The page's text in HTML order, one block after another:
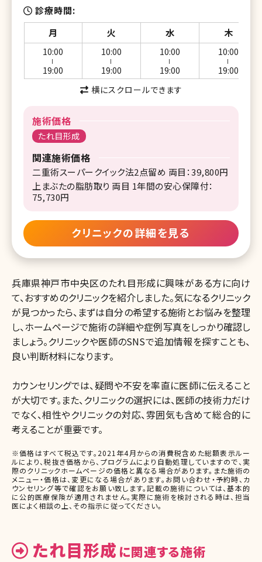
診療時間
月
火 水 木
10:00
19:00
10:00
19:00
10:00
19:00
10:00
19:00
横にスクロールできます
施術価格
たれ目形成
関連施術価格
二重術スーパークイック法2点留め 両目：39,800円
上まぶたの脂肪取り 両目 1年間の安心保障付：
75,730円
クリニックの詳細を見る
兵庫県神戸市中央区のたれ目形成に興味がある方に向け
て、おすすめのクリニックを紹介しました。気になるクリニック
が見つかったら、まずは自分の希望する施術とお悩みを整理
し、ホームページで施術の詳細や症例写真をしっかり確認し
ましょう。クリニックや医師のSNSで追加情報を探すことも、
良い判断材料になります。
カウンセリングでは、疑問や不安を率直に医師に伝えること
が大切です。また、クリニックの選択には、医師の技術力だけ
でなく、相性やクリニックの対応、雰囲気も含めて総合的に
考えることが重要です。
※価格はすべて税込です。2021年4月からの消費税含めた総額表示ルー
ルにより、税抜き価格から、プログラムにより自動処理していますので、実
際のクリニックホームページの価格と異なる場合があります。また施術の
メニュー・価格は、変更になる場合があります。お問い合わせ・予約時、カ
ウンセリング等で確認をお願い致します。記載の施術については、基本的
に公的医療保険が適用されません。実際に施術を検討される時は、担当
医によく相談の上、その指示に従ってください。
たれ目形成 に関連する施術